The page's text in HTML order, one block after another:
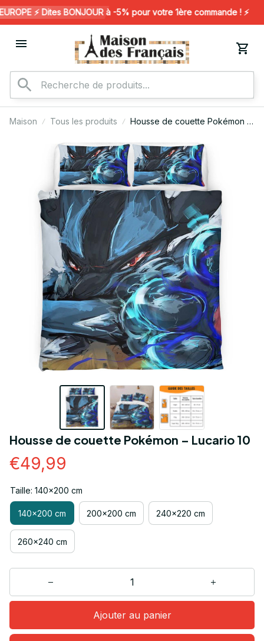
⚡️ Dites BONJOUR à -5% pour votre 1ère commande ! ⚡️
Maison Tous les produits
Housse de couette Pokémon –
Housse de couette Pokémon – Lucario 10
€49,99
Taille: 140x200 cm
140x200 cm 200x200 cm 240x220 cm
260x240 cm
Ajouter au panier